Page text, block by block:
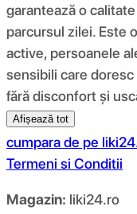
garantează o
parcursul zilei. Este
active, persoanele
sensibili care
fără disconfort și
Afișează tot
cumpara de pe
Termeni si Conditii
Magazin: liki24.ro